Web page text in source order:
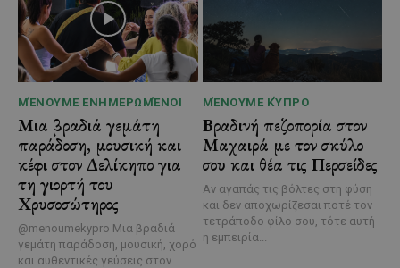
ΜΈΝΟΥΜΕ ΕΝΗΜΕΡΩΜΈΝΟΙ
Μια βραδιά γεμάτη
παράδοση, μουσική και
κέφι στον Δελίκηπο για
τη γιορτή του
Χρυσοσώτηρος
@menoumekypro Μια βραδιά
γεμάτη παράδοση, μουσική, χορό
και αυθεντικές γεύσεις στον
ΜΈΝΟΥΜΕ ΚΎΠΡΟ
Βραδινή πεζοπορία στον
Μαχαιρά με τον σκύλο
σου και θέα τις Περσείδες
Αν αγαπάς τις βόλτες στη φύση
και δεν αποχωρίζεσαι ποτέ τον
τετράποδο φίλο σου, τότε αυτή
η εμπειρία...